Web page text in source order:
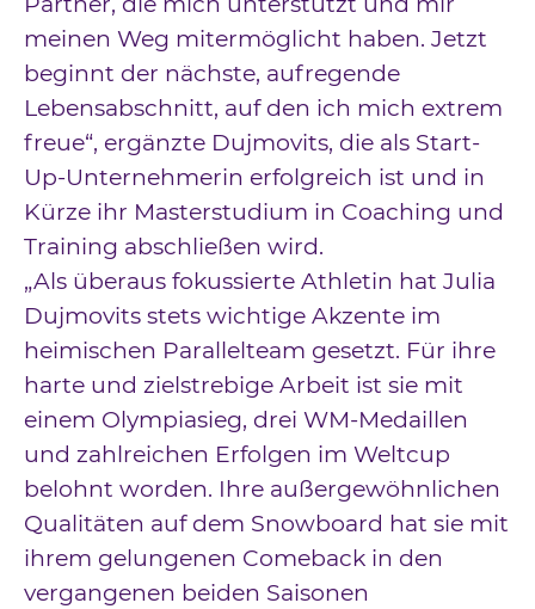
meinen Weg mitermöglicht haben. Jetzt
beginnt der nächste, aufregende
Lebensabschnitt, auf den ich mich extrem
freue“, ergänzte Dujmovits, die als Start-
Up-Unternehmerin erfolgreich ist und in
Kürze ihr Masterstudium in Coaching und
Training abschließen wird.
„Als überaus fokussierte Athletin hat Julia
Dujmovits stets wichtige Akzente im
heimischen Parallelteam gesetzt. Für ihre
harte und zielstrebige Arbeit ist sie mit
einem Olympiasieg, drei WM-Medaillen
und zahlreichen Erfolgen im Weltcup
belohnt worden. Ihre außergewöhnlichen
Qualitäten auf dem Snowboard hat sie mit
ihrem gelungenen Comeback in den
vergangenen beiden Saisonen